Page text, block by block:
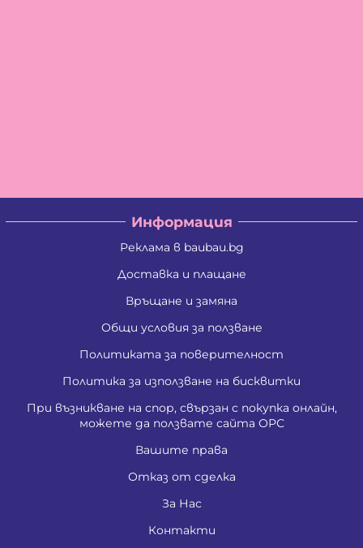
Информация
Реклама в baubau.bg
Доставка и плащане
Връщане и замяна
Общи условия за ползване
Политиката за поверителност
Политика за използване на бисквитки
При възникване на спор, свързан с покупка онлайн,
можете да ползвате сайта ОРС
Вашите права
Отказ от сделка
За Нас
Контакти